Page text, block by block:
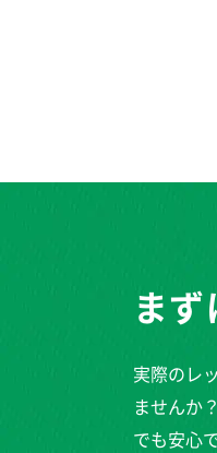
まず
実際のレ
ませんか
でも安心